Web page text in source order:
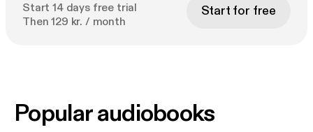
Start 14 days free trial
Then 129 kr. / month
Start for free
Popular audiobooks